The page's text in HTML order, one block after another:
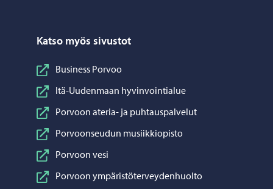
Katso myös sivustot
Business Porvoo
Itä-Uudenmaan hyvinvointialue
Porvoon ateria- ja puhtauspalvelut
Porvoonseudun musiikkiopisto
Porvoon vesi
Porvoon ympäristöterveydenhuolto